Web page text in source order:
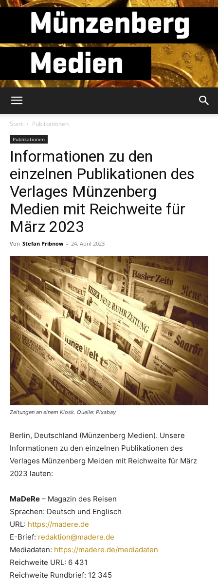
Medien
Start Publikationen
Publikationen
Informationen zu den
einzelnen Publikationen des
Verlages Münzenberg
Medien mit Reichweite für
März 2023
Von Stefan Pribnow - 24. April 2023
Zeitungen an einem Kiosk. Quelle: Pixabay
Berlin, Deutschland (Münzenberg Medien). Unsere
Informationen zu den einzelnen Publikationen des
Verlages Münzenberg Meiden mit Reichweite für März
2023 lauten:
MaDeRe – Magazin des Reisen
Sprachen: Deutsch und Englisch
URL: https://madere.de
E-Brief: redaktion@madere.de
Mediadaten: https://madere.de/mediadaten
Reichweite URL: 6 431
Reichweite Rundbrief: 12 345